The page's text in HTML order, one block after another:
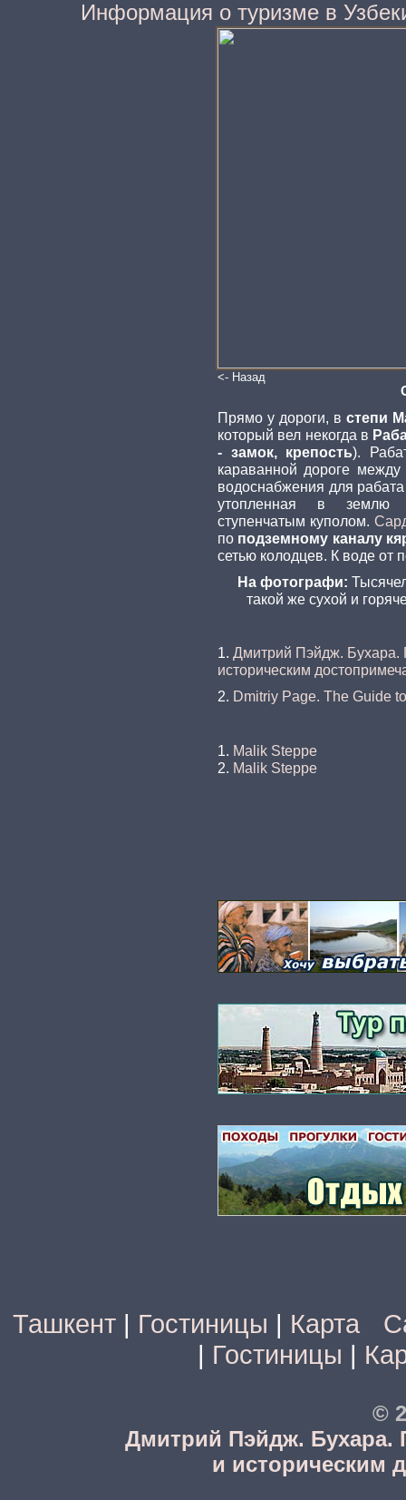
Информация о туризме в
<- Назад
Прямо у дороги, встепи
который вел некогда в
- замок, крепость).
караванной дороге
водоснабжения для
утопленная в землю
ступенчатым куполом.
по подземному каналу
сетью колодцев. К воде от
На фотографи:
такой же сухой и
1. Дмитрий Пэйдж. Бухара.
историческим
2. Dmitriy Page. The Guide
1. Malik Steppe
2. Malik Steppe
Ташкент | Гостиницы | Карта
| Гостиницы |
©
Дмитрий Пэйдж. Бухара.
и историческим